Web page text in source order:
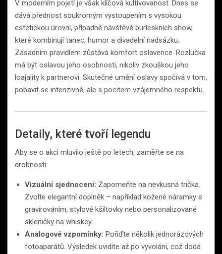
V moderním pojetí je však klíčová kultivovanost. Dnes se
dává přednost soukromým vystoupením s vysokou
estetickou úrovní, případně návštěvě burleskních show,
které kombinují tanec, humor a divadelní nadsázku.
Zásadním pravidlem zůstává komfort oslavence. Rozlučka
má být oslavou jeho osobnosti, nikoliv zkouškou jeho
loajality k partnerovi. Skutečné umění oslavy spočívá v tom,
pobavit se intenzivně, ale s pocitem vzájemného respektu.
Detaily, které tvoří legendu
Aby se o akci mluvilo ještě po letech, zaměřte se na
drobnosti:
Vizuální sjednocení: Zapomeňte na nevkusná trička.
Zvolte elegantní doplněk – například kožené náramky s
gravírováním, stylové kšiltovky nebo personalizované
skleničky na whiskey.
Analogové vzpomínky: Pořiďte několik jednorázových
fotoaparátů. Výsledek uvidíte až po vyvolání, což dodá